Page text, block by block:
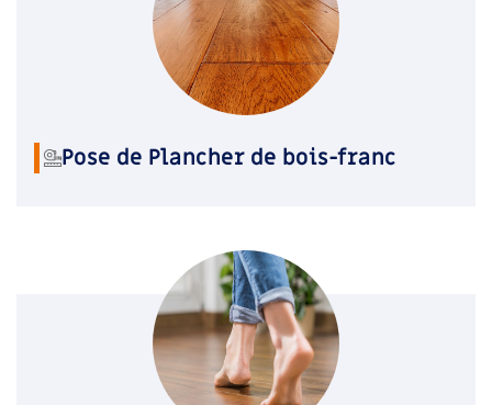
Pose de Plancher de bois-franc